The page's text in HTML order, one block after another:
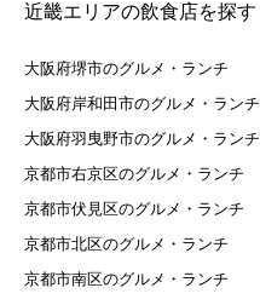
近畿エリアの飲食店を探す
大阪府堺市のグルメ・ランチ
大阪府岸和田市のグルメ・ランチ
大阪府羽曳野市のグルメ・ランチ
京都市右京区のグルメ・ランチ
京都市伏見区のグルメ・ランチ
京都市北区のグルメ・ランチ
京都市南区のグルメ・ランチ